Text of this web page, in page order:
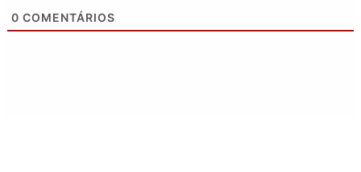
0 COMENTÁRIOS